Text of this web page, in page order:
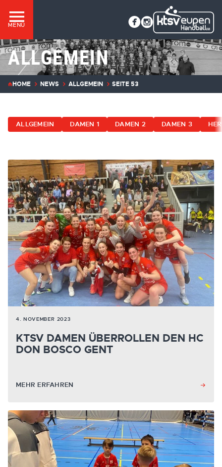
MENÜ
ALLGEMEIN
HOME NEWS ALLGEMEIN SEITE 53
ALLGEMEIN DAMEN 1 DAMEN 2 DAMEN 3
4. NOVEMBER 2023
KTSV DAMEN ÜBERROLLEN DEN HC
DON BOSCO GENT
MEHR ERFAHREN